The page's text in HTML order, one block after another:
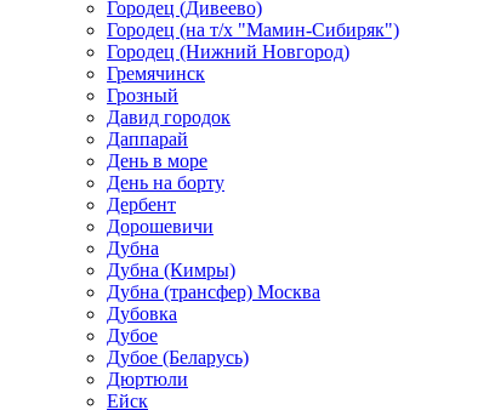
Городец (Дивеево)
Городец (на т/х "Мамин-Сибиряк")
Городец (Нижний Новгород)
Гремячинск
Грозный
Давид городок
Даппарай
День в море
День на борту
Дербент
Дорошевичи
Дубна
Дубна (Кимры)
Дубна (трансфер) Москва
Дубовка
Дубое
Дубое (Беларусь)
Дюртюли
Ейск